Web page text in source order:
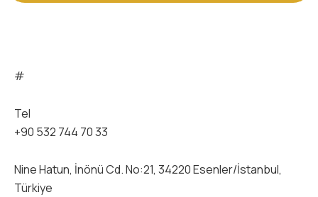
#
Tel
+90 532 744 70 33
Nine Hatun, İnönü Cd. No:21, 34220 Esenler/İstanbul,
Türkiye